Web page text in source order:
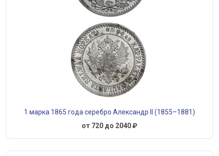
1 марка 1865 года серебро Александр II (1855–1881)
от 720 до 2040 ₽